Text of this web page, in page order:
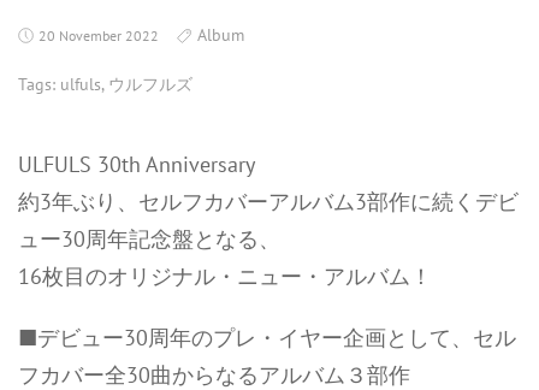
20 November 2022 Album
Tags: ulfuls, ウルフルズ
ULFULS 30th Anniversary
約3年ぶり、セルフカバーアルバム3部作に続くデビ
ュー30周年記念盤となる、
16枚目のオリジナル・ニュー・アルバム！
■デビュー30周年のプレ・イヤー企画として、セル
フカバー全30曲からなるアルバム３部作